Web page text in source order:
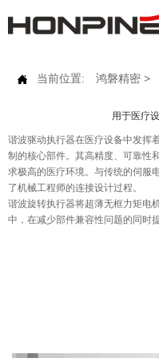
 当前位置: 鸿磐精密 >
用于医疗
谐波驱动执行器在医疗设备中发挥
制的核心部件。其高精度、可靠性
求极高的医疗环境。与传统的伺服
了机械工程师的连接设计过程。
谐波旋转执行器将超薄无框力矩电
中，在减少部件兼容性问题的同时